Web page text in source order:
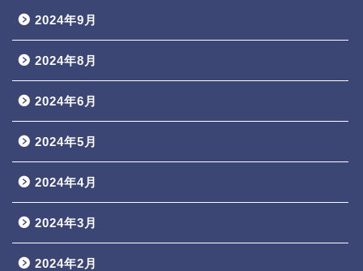
2024年9月
2024年8月
2024年6月
2024年5月
2024年4月
2024年3月
2024年2月